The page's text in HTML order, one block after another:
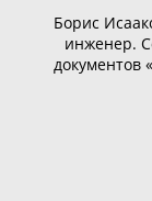
Борис
инженер.
документов